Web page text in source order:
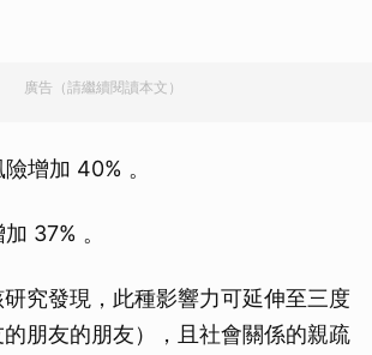
廣告（請繼續閱讀本文）
險增加 40% 。
37% 。
究發現，此種影響力可延伸至三度
朋友的朋友），且社會關係的親疏